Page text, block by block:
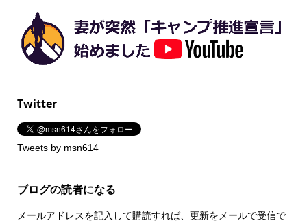
Twitter
Tweets by msn614
ブログの読者になる
メールアドレスを記入して購読すれば、更新をメールで受信で